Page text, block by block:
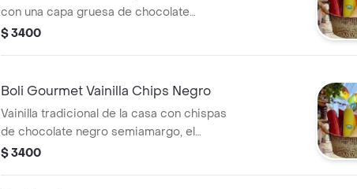
con una capa gruesa de chocolate
crujiente que se quiebra al morderlo.
$ 3400
Boli Gourmet Vainilla Chips Negro
Vainilla tradicional de la casa con chispas
de chocolate negro semiamargo, el
equilibrio perfecto entre dulce y amargo.
$ 3400